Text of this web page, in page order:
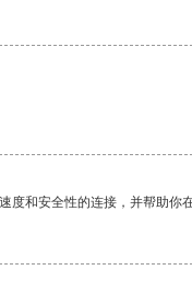
和安全性的连接，并帮助你